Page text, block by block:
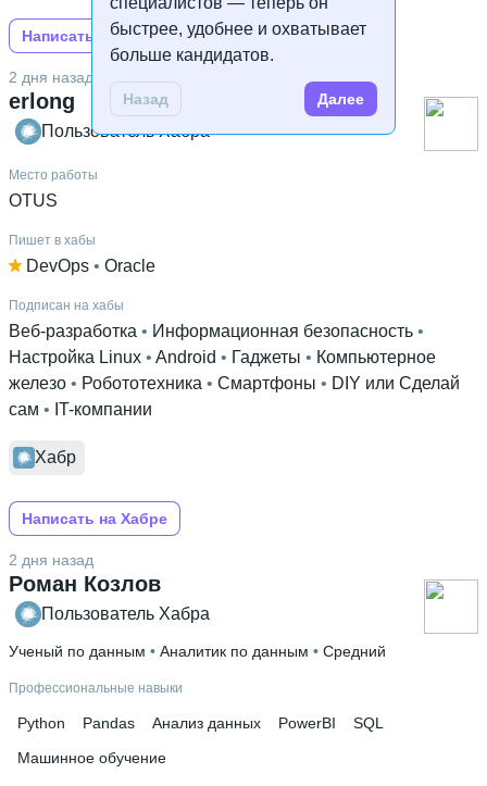
быстрее, удобнее и охватывает
больше кандидатов.
Назад Далее
Написать на Хабре
erlong
2 дня назад
Пользователь Хабра
Место работы
OTUS
Пишет в хабы
DevOps • Oracle
Подписан на хабы
Веб-разработка • Информационная безопасность
Настройка Linux • Android • Гаджеты • Компьютерное
железо • Робототехника • Смартфоны • DIY или Сделай
сам • IT-компании
Хабр
Написать на Хабре
Роман Козлов
2 дня назад
Пользователь Хабра
Ученый по данным • Аналитик по данным • Средний
Профессиональные навыки
Python Pandas Анализ данных PowerBI
SQL
Машинное обучение